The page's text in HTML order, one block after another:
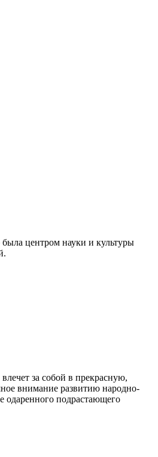
центром науки и культуры
за собой в прекрасную,
внимание развитию народно-
одаренного подрастающего